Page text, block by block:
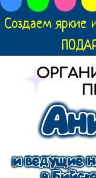
Создаем яркие
и ведущие